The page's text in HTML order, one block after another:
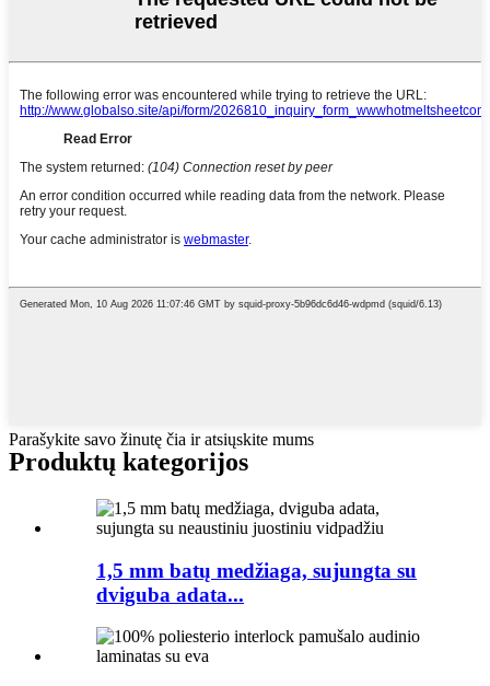
Parašykite savo žinutę čia ir atsiųskite mums
Produktų kategorijos
1,5 mm batų medžiaga, sujungta su
dviguba adata...